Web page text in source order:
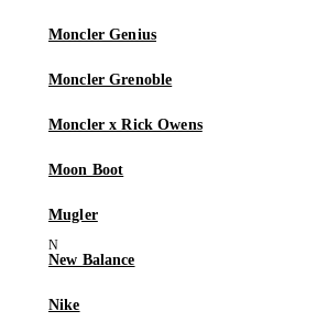
Moncler Genius
Moncler Grenoble
Moncler x Rick Owens
Moon Boot
Mugler
New Balance
Nike